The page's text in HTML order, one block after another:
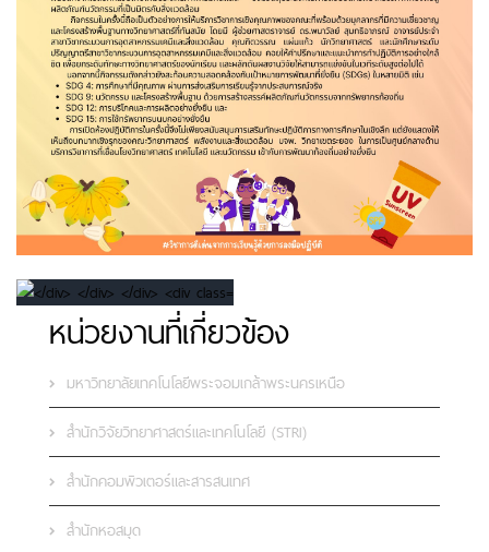
หน่วยงานที่เกี่ยวข้อง
มหาวิทยาลัยเทคโนโลยีพระจอมเกล้าพระนครเหนือ
สำนักวิจัยวิทยาศาสตร์และเทคโนโลยี (STRI)
สำนักคอมพิวเตอร์และสารสนเทศ
สำนักหอสมุด